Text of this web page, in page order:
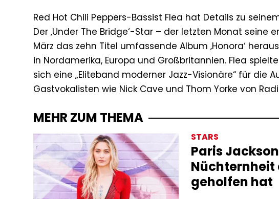
Red Hot Chili Peppers-Bassist Flea hat Details zu
Der ‚Under The Bridge‘-Star – der letzten Monat seine
März das zehn Titel umfassende Album ‚Honora‘
in Nordamerika, Europa und Großbritannien. Flea
sich eine „Eliteband moderner Jazz-Visionäre“ für die
Gastvokalisten wie Nick Cave und Thom Yorke von
MEHR ZUM THEMA
STARS
Paris
Nüchternheit
geholfen hat